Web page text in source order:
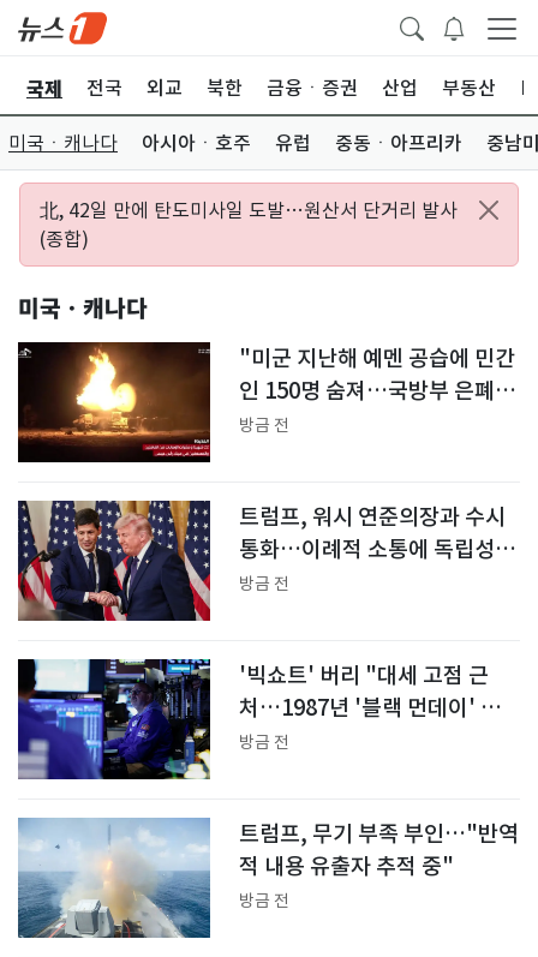
국제 전국 외교 북한 금융ㆍ증권 산업 부동산
미국ㆍ캐나다 아시아ㆍ호주 유럽 중동ㆍ아프리카 중남
北, 42일 만에 탄도미사일 도발…원산서 단거리 발사
(종합)
미국ㆍ캐나다
"미군 지난해 예멘 공습에 민간
인 150명 숨져…국방부 은폐
의혹"
방금 전
트럼프, 워시 연준의장과 수시
통화…이례적 소통에 독립성
논란
방금 전
'빅쇼트' 버리 "대세 고점 근
처…1987년 '블랙 먼데이' 올
것"
방금 전
트럼프, 무기 부족 부인…"반역
적 내용 유출자 추적 중"
방금 전